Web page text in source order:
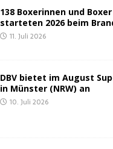
138 Boxe­rin­nen und
star­te­ten 2026 beim
11. Juli 2026
DBV bie­tet im August
in Müns­ter (NRW) an
10. Juli 2026